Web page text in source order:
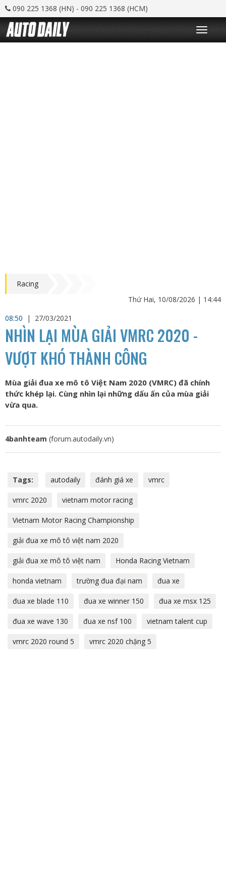
090 225 1368 (HN) - 090 225 1368 (HCM)
T
o
g
Racing
Thứ Hai, 10/08/2026 | 14:44
08:50
| 27/03/2021
NHÌN LẠI MÙA GIẢI VMRC 2020 -
VƯỢT KHÓ THÀNH CÔNG
Mùa giải đua xe mô tô Việt Nam 2020 (VMRC) đã chính
thức khép lại. Cùng nhìn lại những dấu ấn của mùa giải
vừa qua.
4banhteam (forum.autodaily.vn)
Tags: autodaily đánh giá xe vmrc
vmrc 2020 vietnam motor racing
Vietnam Motor Racing Championship
giải đua xe mô tô việt nam 2020
giải đua xe mô tô việt nam Honda Racing Vietnam
honda vietnam trường đua đại nam đua xe
đua xe blade 110 đua xe winner 150 đua xe msx 125
đua xe wave 130 đua xe nsf 100 vietnam talent cup
vmrc 2020 round 5 vmrc 2020 chặng 5